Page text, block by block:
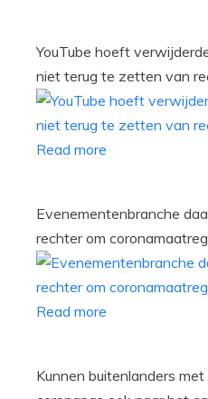
YouTube hoeft
niet terug te zetten van
Read more
Evenementenbranche
rechter om
Read more
Kunnen buitenlanders